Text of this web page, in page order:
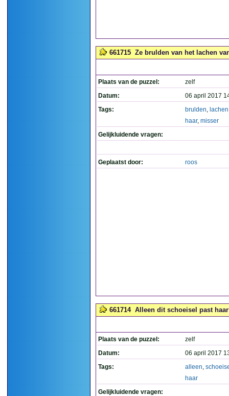
661715 Ze brulden van het lachen
Plaats van de puzzel:
zelf
Datum:
06 april 2017
Tags:
brulden, lachen
haar, misser
Gelijkluidende vragen:
Geplaatst door: roos
661714 Alleen dit schoeisel past
Plaats van de puzzel:
zelf
Datum:
06 april 2017
Tags:
alleen,
haar
Gelijkluidende vragen: